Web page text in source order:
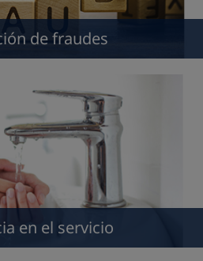
de fraudes
en el servicio